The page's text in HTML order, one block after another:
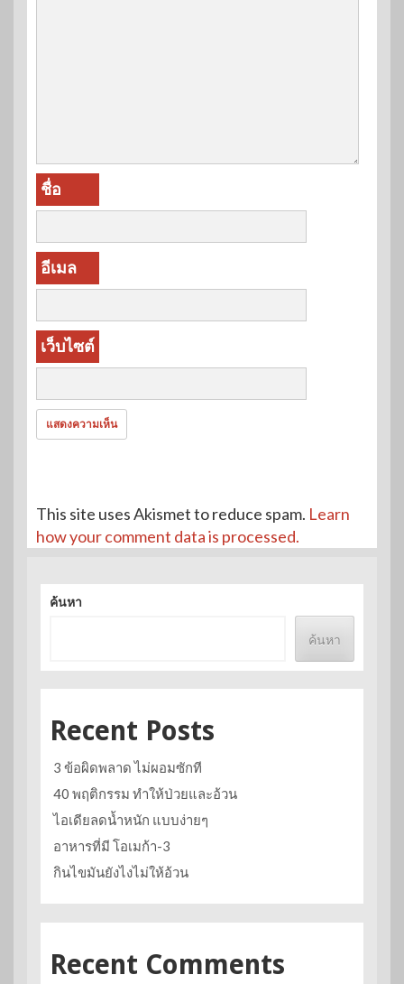
ชื่อ
อีเมล
เว็บไซต์
This site uses Akismet to reduce spam. Learn
how your comment data is processed.
ค้นหา
ค้นหา
Recent Posts
3 ข้อผิดพลาด ไม่ผอมซักที
40 พฤติกรรม ทำให้ป่วยและอ้วน
ไอเดียลดน้ำหนัก แบบง่ายๆ
อาหารที่มี โอเมก้า-3
กินไขมันยังไงไม่ให้อ้วน
Recent Comments